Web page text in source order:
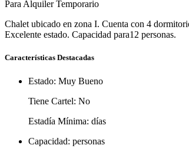
Para Alquiler Temporario
Chalet ubicado en zona I. Cuenta con 4
Excelente estado. Capacidad para12 personas.
Características Destacadas
Estado: Muy Bueno
Tiene Cartel: No
Estadía Mínima: días
Capacidad: personas